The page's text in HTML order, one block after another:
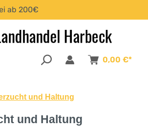
ab 200€
0,00 €*
und Haltung
und Haltung